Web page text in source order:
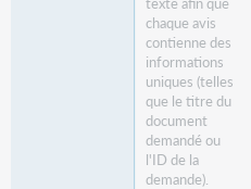
chaque avis
contienne des
informations
uniques (telles
que le titre du
document
demandé ou
l'ID de la
demande).